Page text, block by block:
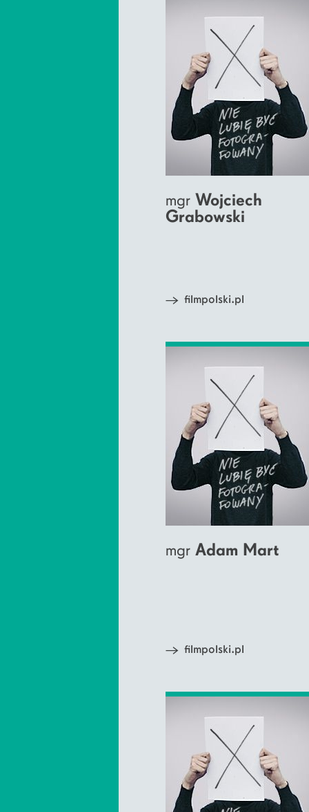
mgr Wojciech
Grabowski
filmpolski.pl
mgr Adam Mart
filmpolski.pl